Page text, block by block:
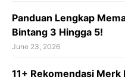
Panduan Lengkap
Bintang 3 Hingga 5!
June 23, 2026
11+ Rekomendasi Merk